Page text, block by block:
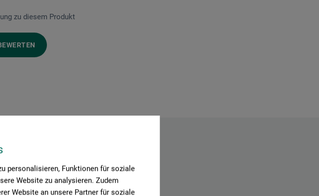
personalisieren, Funktionen für soziale
Website zu analysieren. Zudem
Website an unsere Partner für soziale
zu diesem Produkt